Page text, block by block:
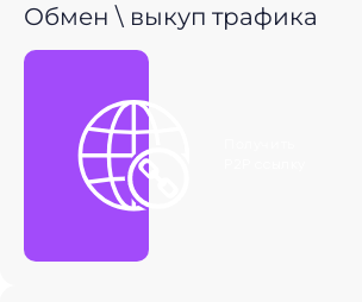
Обмен \ выкуп трафика